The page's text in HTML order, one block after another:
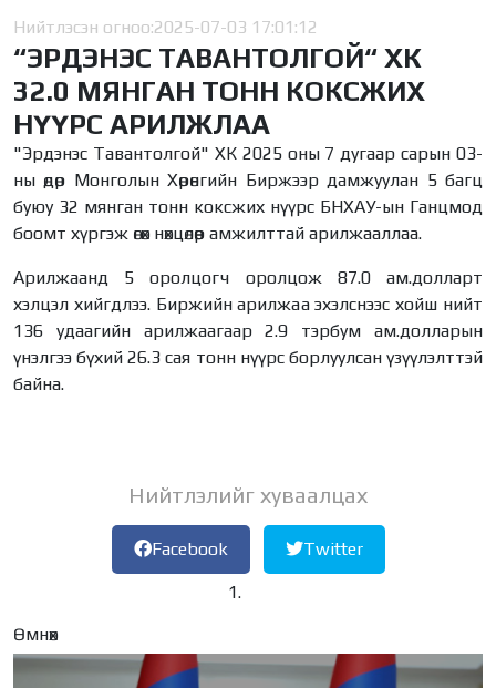
Нийтлэсэн огноо:2025-07-03 17:01:12
“ЭРДЭНЭС ТАВАНТОЛГОЙ“ ХК
32.0 МЯНГАН ТОНН КОКСЖИХ
НҮҮРС АРИЛЖЛАА
"Эрдэнэс Тавантолгой" ХК 2025 оны 7 дугаар сарын 03-
ны өдөр Монголын Хөрөнгийн Биржээр дамжуулан 5 багц
буюу 32 мянган тонн коксжих нүүрс БНХАУ-ын Ганцмод
боомт хүргэж өгөх нөхцөлөөр амжилттай арилжааллаа.
Арилжаанд 5 оролцогч оролцож 87.0 ам.долларт
хэлцэл хийгдлээ. Биржийн арилжаа эхэлснээс хойш нийт
136 удаагийн арилжаагаар 2.9 тэрбум ам.долларын
үнэлгээ бүхий 26.3 сая тонн нүүрс борлуулсан үзүүлэлттэй
байна.
Нийтлэлийг хуваалцах
Facebook Twitter
Өмнөх